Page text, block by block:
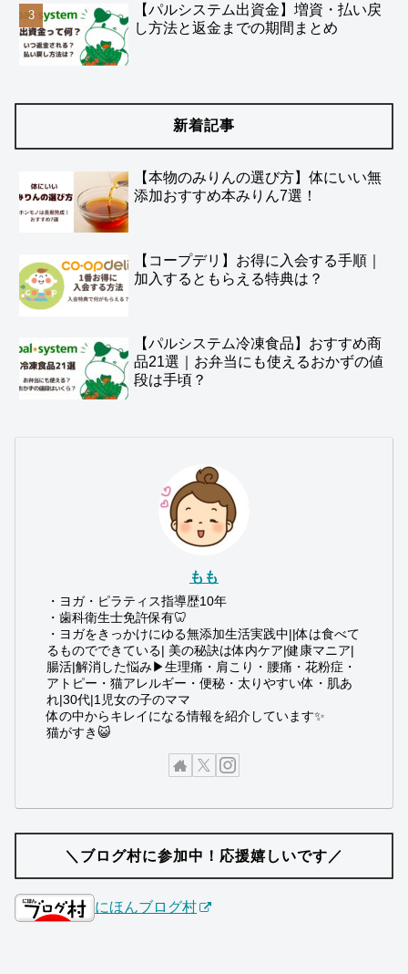
【パルシステム出資金】増資・払い戻
し方法と返金までの期間まとめ
新着記事
【本物のみりんの選び方】体にいい無
添加おすすめ本みりん7選！
【コープデリ】お得に入会する手順｜
加入するともらえる特典は？
【パルシステム冷凍食品】おすすめ商
品21選｜お弁当にも使えるおかずの値
段は手頃？
もも
・ヨガ・ピラティス指導歴10年
・歯科衛生士免許保有🦷
・ヨガをきっかけにゆる無添加生活実践中||体は食べて
るものでできている| 美の秘訣は体内ケア|健康マニア|
腸活|解消した悩み▶︎生理痛・肩こり・腰痛・花粉症・
アトピー・猫アレルギー・便秘・太りやすい体・肌あ
れ|30代|1児女の子のママ
体の中からキレイになる情報を紹介しています✨
猫がすき😺
＼ブログ村に参加中！応援嬉しいです／
にほんブログ村